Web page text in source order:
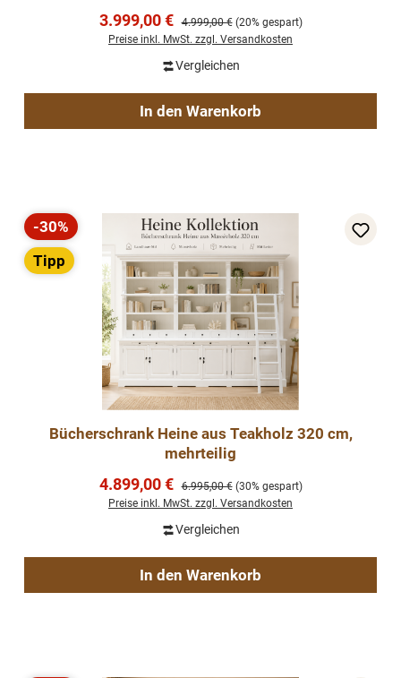
Verkaufspreis:
3.999,00 € Regulärer Preis:
4.999,00 € (20% gespart)
Preise inkl. MwSt. zzgl. Versandkosten
Vergleichen
In den Warenkorb
Rabatt
-30%
Tipp
Bücherschrank Heine aus Teakholz 320 cm,
mehrteilig
Verkaufspreis:
4.899,00 € Regulärer Preis:
6.995,00 € (30% gespart)
Preise inkl. MwSt. zzgl. Versandkosten
Vergleichen
In den Warenkorb